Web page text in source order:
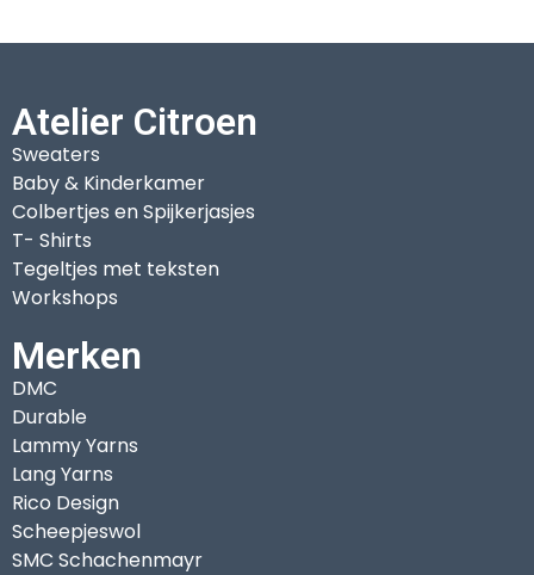
Atelier Citroen
Sweaters
Baby & Kinderkamer
Colbertjes en Spijkerjasjes
T- Shirts
Tegeltjes met teksten
Workshops
Merken
DMC
Durable
Lammy Yarns
Lang Yarns
Rico Design
Scheepjeswol
SMC Schachenmayr